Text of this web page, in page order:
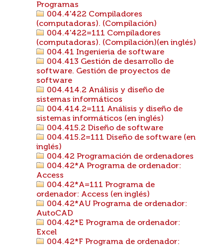
Programas
004.4'422 Compiladores
(computadoras). (Compilación)
004.4'422=111 Compiladores
(computadoras). (Compilación)(en inglés)
004.41 Ingenieria de software
004.413 Gestión de desarrollo de
software. Gestión de proyectos de
software
004.414.2 Análisis y diseño de
sistemas informáticos
004.414.2=111 Análisis y diseño de
sistemas informáticos (en inglés)
004.415.2 Diseño de software
004.415.2=111 Diseño de software (en
inglés)
004.42 Programación de ordenadores
004.42*A Programa de ordenador:
Access
004.42*A=111 Programa de
ordenador: Access (en inglés)
004.42*AU Programa de ordenador:
AutoCAD
004.42*E Programa de ordenador:
Excel
004.42*F Programa de ordenador: